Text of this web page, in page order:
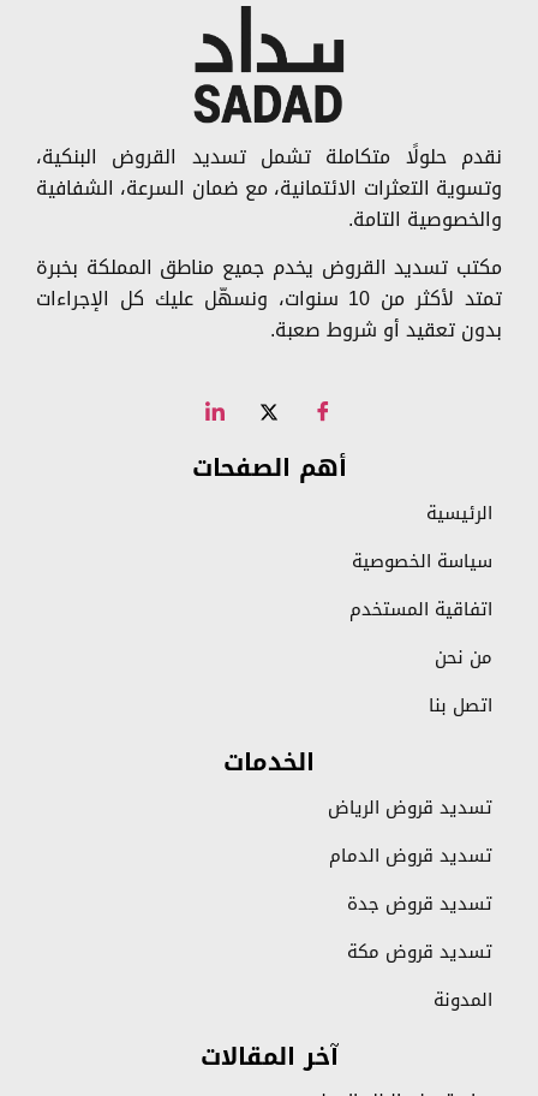
نقدم حلولًا متكاملة تشمل تسديد القروض البنكية،
وتسوية التعثرات الائتمانية، مع ضمان السرعة، الشفافية
والخصوصية التامة.
مكتب تسديد القروض يخدم جميع مناطق المملكة بخبرة
تمتد لأكثر من 10 سنوات، ونسهّل عليك كل الإجراءات
بدون تعقيد أو شروط صعبة.
أهم الصفحات
الرئيسية
سياسة الخصوصية
اتفاقية المستخدم
من نحن
اتصل بنا
الخدمات
تسديد قروض الرياض
تسديد قروض الدمام
تسديد قروض جدة
تسديد قروض مكة
المدونة
آخر المقالات